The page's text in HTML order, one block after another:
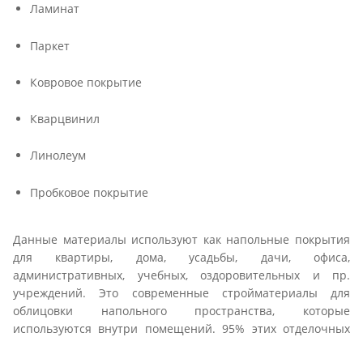
Ламинат
Паркет
Ковровое покрытие
Кварцвинил
Линолеум
Пробковое покрытие
Данные материалы используют как напольные покрытия
для квартиры, дома, усадьбы, дачи, офиса,
административных, учебных, оздоровительных и пр.
учреждений. Это современные стройматериалы для
облицовки напольного пространства, которые
используются внутри помещений. 95% этих отделочных